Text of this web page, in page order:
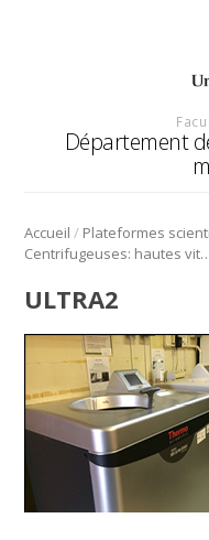
Département
Accueil /
Centrifugeuses: hautes
ULTRA2